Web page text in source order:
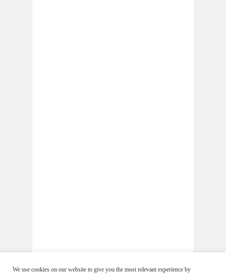
We use cookies on our website to give you the most relevant experience by